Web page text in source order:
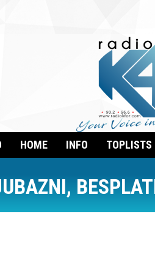
HOME INFO TOPLISTS